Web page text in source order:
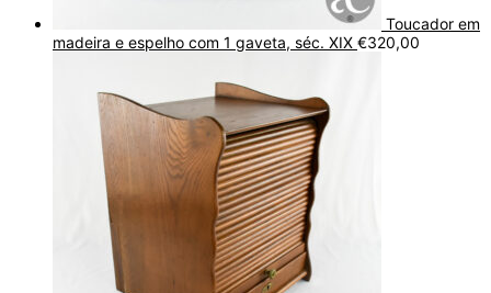
Toucador em
madeira e espelho com 1 gaveta, séc. XIX €320,00